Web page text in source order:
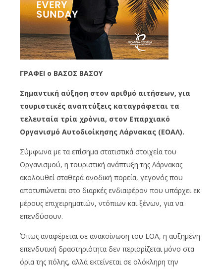
ΓΡΑΦΕΙ o ΒΑΣΟΣ ΒΑΣΟΥ
Σημαντική αύξηση στον αριθμό αιτήσεων, για
τουριστικές αναπτύξεις καταγράφεται τα
τελευταία τρία χρόνια, στον Επαρχιακό
Οργανισμό Αυτοδιοίκησης Λάρνακας (ΕΟΑΛ).
Σύμφωνα με τα επίσημα στατιστικά στοιχεία του
Οργανισμού, η τουριστική ανάπτυξη της Λάρνακας
ακολουθεί σταθερά ανοδική πορεία, γεγονός που
αποτυπώνεται στο διαρκές ενδιαφέρον που υπάρχει εκ
μέρους επιχειρηματιών, ντόπιων και ξένων, για να
επενδύσουν.
Όπως αναφέρεται σε ανακοίνωση του ΕΟΑ, η αυξημένη
επενδυτική δραστηριότητα δεν περιορίζεται μόνο στα
όρια της πόλης, αλλά εκτείνεται σε ολόκληρη την